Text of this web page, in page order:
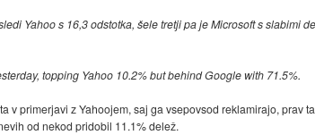
Yahoo s 16,3 odstotka, šele tretji pa je Microsoft s slabimi
topping Yahoo 10.2% but behind Google with 71.5%.
v primerjavi z Yahoojem, saj ga vsepovsod reklamirajo, prav
od nekod pridobil 11.1% delež.